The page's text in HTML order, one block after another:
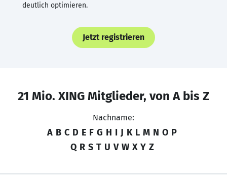
deutlich optimieren.
Jetzt registrieren
21 Mio. XING Mitglieder, von A bis Z
Nachname:
A B C D E F G H I J K L M N O P
Q R S T U V W X Y Z